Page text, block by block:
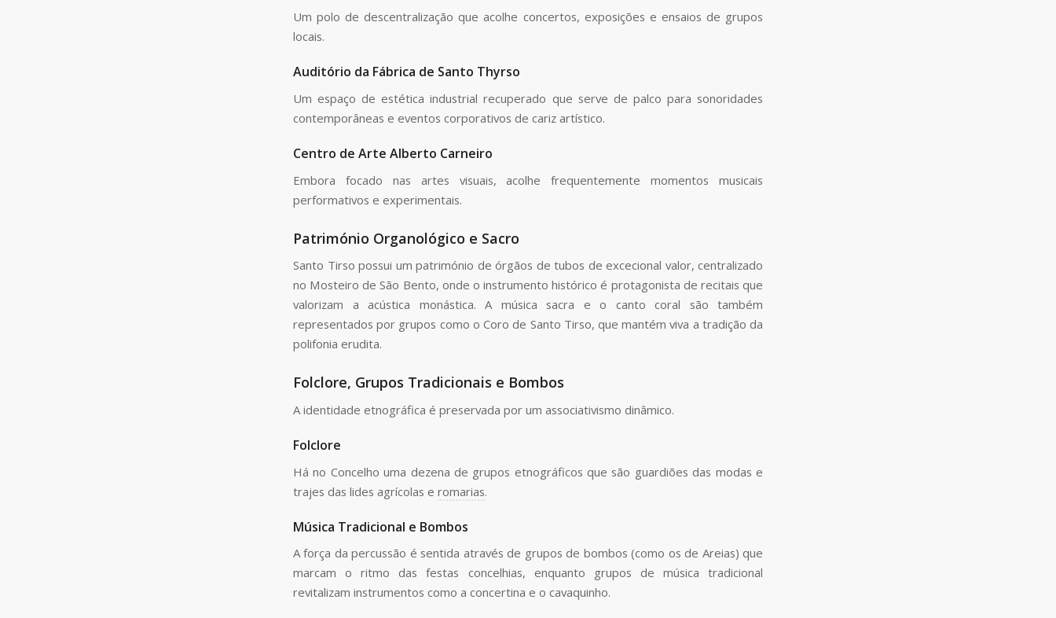
Um polo de descentralização que acolhe concertos, exposições e ensaios de grupos
locais.
Auditório da Fábrica de Santo Thyrso
Um espaço de estética industrial recuperado que serve de palco para sonoridades
contemporâneas e eventos corporativos de cariz artístico.
Centro de Arte Alberto Carneiro
Embora focado nas artes visuais, acolhe frequentemente momentos musicais
performativos e experimentais.
Património Organológico e Sacro
Santo Tirso possui um património de órgãos de tubos de excecional valor, centralizado
no Mosteiro de São Bento, onde o instrumento histórico é protagonista de recitais que
valorizam a acústica monástica. A música sacra e o canto coral são também
representados por grupos como o Coro de Santo Tirso, que mantém viva a tradição da
polifonia erudita.
Folclore, Grupos Tradicionais e Bombos
A identidade etnográfica é preservada por um associativismo dinâmico.
Folclore
Há no Concelho uma dezena de grupos etnográficos que são guardiões das modas e
trajes das lides agrícolas e romarias.
Música Tradicional e Bombos
A força da percussão é sentida através de grupos de bombos (como os de Areias) que
marcam o ritmo das festas concelhias, enquanto grupos de música tradicional
revitalizam instrumentos como a concertina e o cavaquinho.